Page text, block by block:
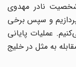
نادر مهدوی
و سپس برخی
عملیات پایانی
به مثل در خلیج